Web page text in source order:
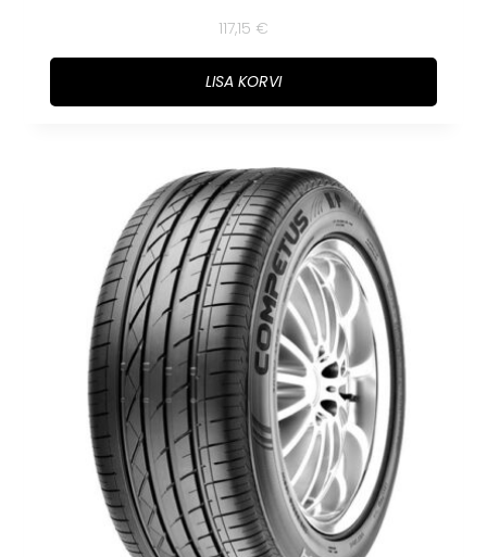
117,15 €
LISA KORVI